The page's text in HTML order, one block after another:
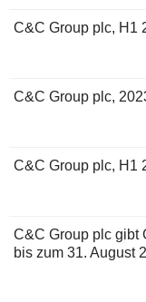
C&C Group plc, H1
C&C Group plc,
C&C Group plc, H1
C&C Group plc gibt
bis zum 31. August